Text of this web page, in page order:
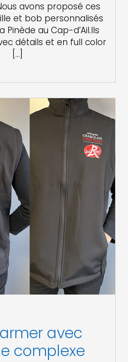
avons proposé ces
et bob personnalisés
Pinède au Cap-d’Ail.Ils
détails et en full color
[…]
avec
complexe